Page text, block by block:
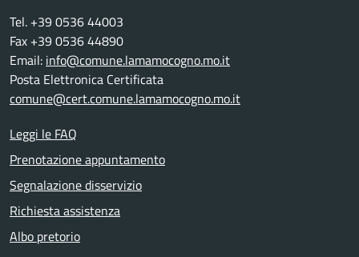
Tel. +39 0536 44003
Fax +39 0536 44890
Email: info@comune.lamamocogno.mo.it
Posta Elettronica Certificata
comune@cert.comune.lamamocogno.mo.it
Leggi le FAQ
Prenotazione appuntamento
Segnalazione disservizio
Richiesta assistenza
Albo pretorio